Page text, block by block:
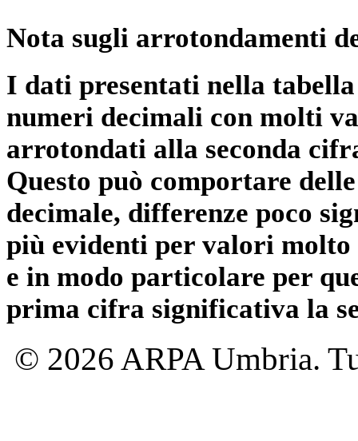
Nota sugli arrotondamenti
I dati presentati nella
numeri decimali con molti
arrotondati alla seconda
Questo può comportare
decimale, differenze poco
più evidenti per valori
e in modo particolare per
prima cifra significativa la
© 2026 ARPA Umbria.